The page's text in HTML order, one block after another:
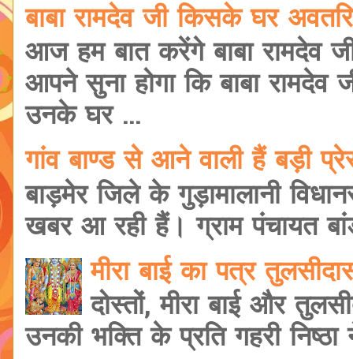
बाबा रामदेव जी किसके घर
आज हम बात करेंगे बाबा
आपने सुना होगा कि बाबा
उनके घर ...
गांव बाण्ड से आने वाली हैं बड़ी
बाड़मेर जिले के गुड़ामालानी
खबर आ रही हैं। ग्राम पंचायत
मीरा बाई का पत्र
दोस्तों, मीरा बाई और
उनकी भक्ति के प्रति गहरी